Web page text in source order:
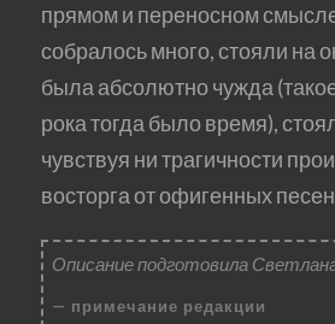
прямом и переносном
собралось много, стояли на
была абсолютно чужда
рока тогда было время),
чувствуя ни трагичности
восторга от офигенных
Описание подготовила
примечание редакции